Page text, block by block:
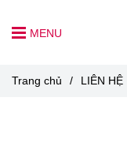
MENU
Trang chủ / LIÊN HỆ